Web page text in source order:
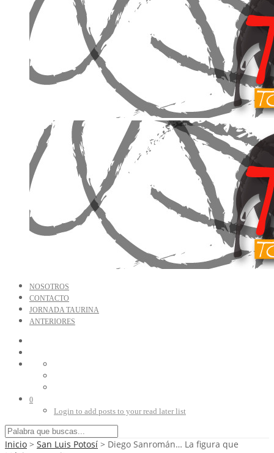
NOSOTROS
CONTACTO
JORNADA TAURINA
ANTERIORES
0
Login to add posts to your read later list
Inicio > San Luis Potosí > Diego Sanromán… La figura que